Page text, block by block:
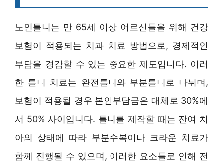
노인틀니는 만 65세 이상 어르신들을 위해 건강
보험이 적용되는 치과 치료 방법으로, 경제적인
부담을 경감할 수 있는 중요한 제도입니다. 이러
한 틀니 치료는 완전틀니와 부분틀니로 나뉘며,
보험이 적용될 경우 본인부담금은 대체로 30%에
서 50% 사이입니다. 틀니를 제작할 때는 잔여 치
아의 상태에 따라 부분수복이나 크라운 치료가
함께 진행될 수 있으며, 이러한 요소들로 인해 전